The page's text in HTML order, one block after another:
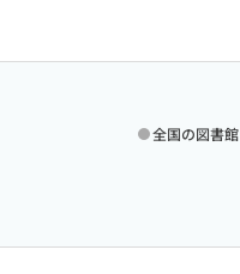
全国の図書館